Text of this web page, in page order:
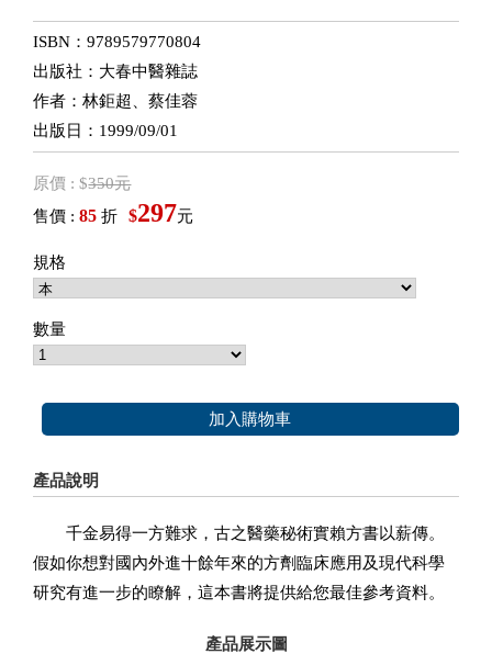
ISBN：9789579770804
出版社：大春中醫雜誌
作者：林鉅超、蔡佳蓉
出版日：1999/09/01
原價 : $350元
售價 :85 折 $297元
規格
數量
加入購物車
產品說明
千金易得一方難求，古之醫藥秘術實賴方書以薪傳。
假如你想對國內外進十餘年來的方劑臨床應用及現代科學
研究有進一步的瞭解，這本書將提供給您最佳參考資料。
產品展示圖